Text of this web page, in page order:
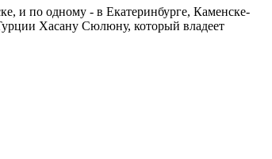
и по одному - в Екатеринбурге, Каменске-
Хасану Сюлюну, который владеет